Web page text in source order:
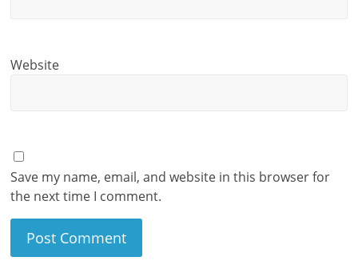
Website
Save my name, email, and website in this browser for
the next time I comment.